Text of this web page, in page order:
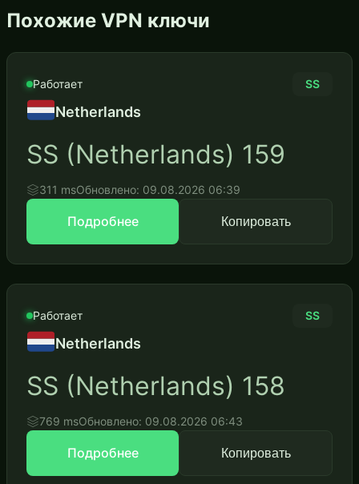
Похожие VPN ключи
Работает SS
Netherlands
SS (Netherlands) 159
311 msОбновлено: 09.08.2026 06:39
Подробнее Копировать
Работает SS
Netherlands
SS (Netherlands) 158
769 msОбновлено: 09.08.2026 06:43
Подробнее Копировать